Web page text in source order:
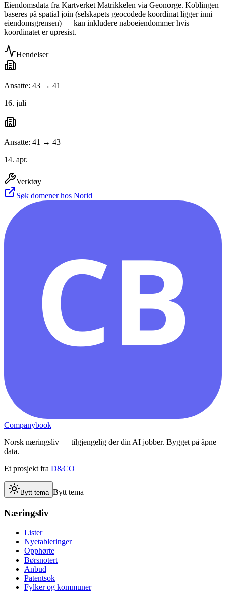
Eiendomsdata fra Kartverket Matrikkelen via Geonorge. Koblingen
baseres på spatial join (selskapets geocodede koordinat ligger inni
eiendomsgrensen) — kan inkludere naboeiendommer hvis
koordinatet er upresist.
Hendelser
Ansatte: 43 → 41
16. juli
Ansatte: 41 → 43
14. apr.
Verktøy
Søk domener hos Norid
CB
Companybook
Norsk næringsliv — tilgjengelig der din AI jobber. Bygget på åpne
data.
Et prosjekt fra D&CO
Bytt tema Bytt tema
Næringsliv
Lister
Nyetableringer
Opphørte
Børsnotert
Anbud
Patentsok
Fylker og kommuner